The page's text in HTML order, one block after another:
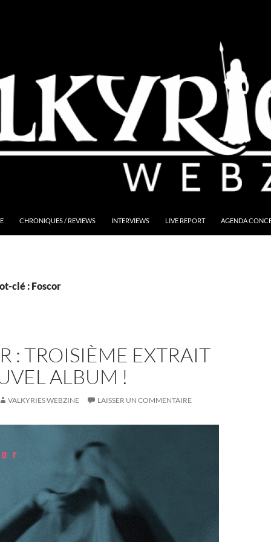
CHRONIQUES / REVIEWS INTERVIEWS LIVE REPORT AGENDA
clé : Foscor
: TROISIÈME EXTRAIT
ALBUM !
VALKYRIES WEBZINE LAISSER UN COMMENTAIRE